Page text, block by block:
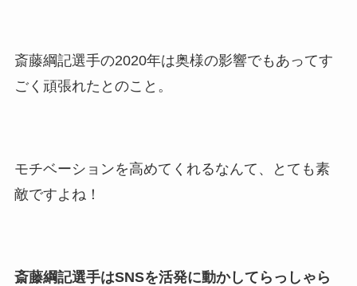
斎藤綱記選手の2020年は奥様の影響でもあってす
ごく頑張れたとのこと。
モチベーションを高めてくれるなんて、とても素
敵ですよね！
斎藤綱記選手はSNSを活発に動かしてらっしゃら